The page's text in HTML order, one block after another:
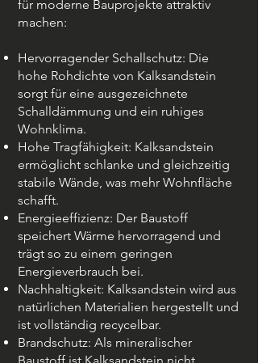
für moderne Bauprojekte attraktiv
machen:
Hervorragender Schallschutz: Die
hohe Rohdichte von Kalksandstein
sorgt für eine ausgezeichnete
Schalldämmung und ein ruhiges
Wohnklima.
Hohe Tragfähigkeit: Kalksandstein
ermöglicht schlanke und gleichzeitig
stabile Wände, was mehr Wohnfläche
schafft.
Energieeffizienz: Der Baustoff
speichert Wärme hervorragend und
trägt so zu einem geringen
Energieverbrauch bei.
Nachhaltigkeit: Kalksandstein wird aus
natürlichen Materialien hergestellt und
ist vollständig recycelbar.
Brandschutz: Als mineralischer